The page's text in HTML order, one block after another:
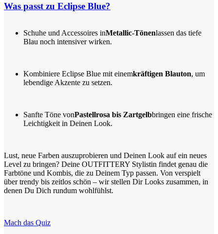
Was passt zu Eclipse Blue?
Schuhe und Accessoires inMetallic-Tönenlassen das tiefe
Blau noch intensiver wirken.
Kombiniere Eclipse Blue mit einemkräftigen Blauton, um
lebendige Akzente zu setzen.
Sanfte Töne vonPastellrosa bis Zartgelbbringen eine frische
Leichtigkeit in Deinen Look.
Lust, neue Farben auszuprobieren und Deinen Look auf ein neues
Level zu bringen? Deine OUTFITTERY Stylistin findet genau die
Farbtöne und Kombis, die zu Deinem Typ passen. Von verspielt
über trendy bis zeitlos schön – wir stellen Dir Looks zusammen, in
denen Du Dich rundum wohlfühlst.
Mach das Quiz